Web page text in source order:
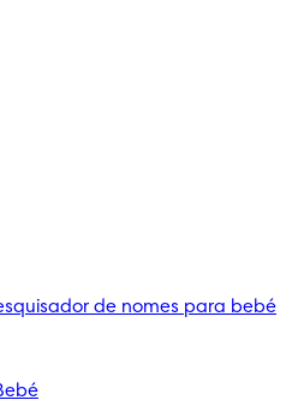
de nomes para bebé